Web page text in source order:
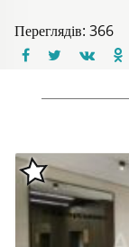
Переглядів: 366